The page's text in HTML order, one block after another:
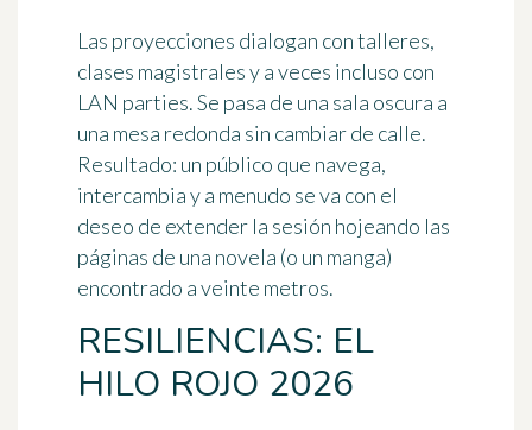
Las proyecciones dialogan con talleres,
clases magistrales y a veces incluso con
LAN parties. Se pasa de una sala oscura a
una mesa redonda sin cambiar de calle.
Resultado: un público que navega,
intercambia y a menudo se va con el
deseo de extender la sesión hojeando las
páginas de una novela (o un manga)
encontrado a veinte metros.
RESILIENCIAS: EL
HILO ROJO 2026